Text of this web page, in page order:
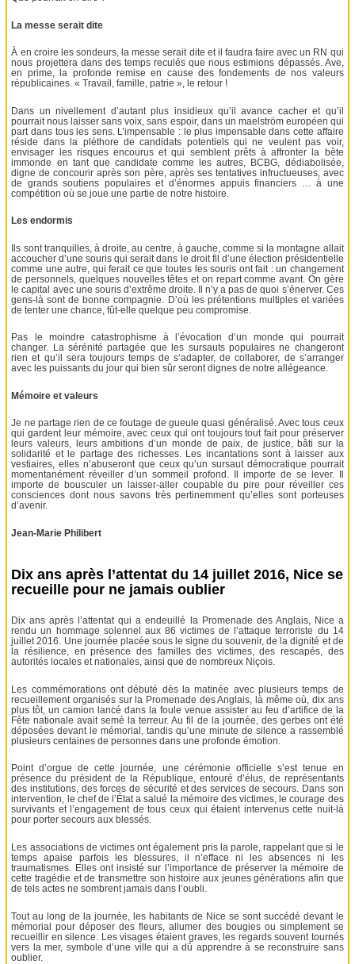
La messe serait dite
À en croire les sondeurs, la messe serait dite et il faudra faire avec un RN qui
nous projettera dans des temps reculés que nous estimions dépassés. Ave,
en prime, la profonde remise en cause des fondements de nos valeurs
républicaines. « Travail, famille, patrie », le retour !
Dans un nivellement d’autant plus insidieux qu’il avance cacher et qu’il
pourrait nous laisser sans voix, sans espoir, dans un maelström européen qui
part dans tous les sens. L’impensable : le plus impensable dans cette affaire
réside dans la pléthore de candidats potentiels qui ne veulent pas voir,
envisager les risques encourus et qui semblent prêts à affronter la bête
immonde en tant que candidate comme les autres, BCBG, dédiabolisée,
digne de concourir après son père, après ses tentatives infructueuses, avec
de grands soutiens populaires et d’énormes appuis financiers … à une
compétition où se joue une partie de notre histoire.
Les endormis
Ils sont tranquilles, à droite, au centre, à gauche, comme si la montagne allait
accoucher d’une souris qui serait dans le droit fil d’une élection présidentielle
comme une autre, qui ferait ce que toutes les souris ont fait : un changement
de personnels, quelques nouvelles têtes et on repart comme avant. On gère
le capital avec une souris d’extrême droite. Il n’y a pas de quoi s’énerver. Ces
gens-là sont de bonne compagnie. D’où les prétentions multiples et variées
de tenter une chance, fût-elle quelque peu compromise.
Pas le moindre catastrophisme à l’évocation d’un monde qui pourrait
changer. La sérénité partagée que les sursauts populaires ne changeront
rien et qu’il sera toujours temps de s’adapter, de collaborer, de s’arranger
avec les puissants du jour qui bien sûr seront dignes de notre allégeance.
Mémoire et valeurs
Je ne partage rien de ce foutage de gueule quasi généralisé. Avec tous ceux
qui gardent leur mémoire, avec ceux qui ont toujours tout fait pour préserver
leurs valeurs, leurs ambitions d’un monde de paix, de justice, bâti sur la
solidarité et le partage des richesses. Les incantations sont à laisser aux
vestiaires, elles n’abuseront que ceux qu’un sursaut démocratique pourrait
momentanément réveiller d’un sommeil profond. Il importe de se lever. Il
importe de bousculer un laisser-aller coupable du pire pour réveiller ces
consciences dont nous savons très pertinemment qu’elles sont porteuses
d’avenir.
Jean-Marie Philibert
Dix ans après l’attentat du 14 juillet 2016, Nice se
recueille pour ne jamais oublier
Dix ans après l’attentat qui a endeuillé la Promenade des Anglais, Nice a
rendu un hommage solennel aux 86 victimes de l’attaque terroriste du 14
juillet 2016. Une journée placée sous le signe du souvenir, de la dignité et de
la résilience, en présence des familles des victimes, des rescapés, des
autorités locales et nationales, ainsi que de nombreux Niçois.
Les commémorations ont débuté dès la matinée avec plusieurs temps de
recueillement organisés sur la Promenade des Anglais, là même où, dix ans
plus tôt, un camion lancé dans la foule venue assister au feu d’artifice de la
Fête nationale avait semé la terreur. Au fil de la journée, des gerbes ont été
déposées devant le mémorial, tandis qu’une minute de silence a rassemblé
plusieurs centaines de personnes dans une profonde émotion.
Point d’orgue de cette journée, une cérémonie officielle s’est tenue en
présence du président de la République, entouré d’élus, de représentants
des institutions, des forces de sécurité et des services de secours. Dans son
intervention, le chef de l’État a salué la mémoire des victimes, le courage des
survivants et l’engagement de tous ceux qui étaient intervenus cette nuit-là
pour porter secours aux blessés.
Les associations de victimes ont également pris la parole, rappelant que si le
temps apaise parfois les blessures, il n’efface ni les absences ni les
traumatismes. Elles ont insisté sur l’importance de préserver la mémoire de
cette tragédie et de transmettre son histoire aux jeunes générations afin que
de tels actes ne sombrent jamais dans l’oubli.
Tout au long de la journée, les habitants de Nice se sont succédé devant le
mémorial pour déposer des fleurs, allumer des bougies ou simplement se
recueillir en silence. Les visages étaient graves, les regards souvent tournés
vers la mer, symbole d’une ville qui a dû apprendre à se reconstruire sans
oublier.